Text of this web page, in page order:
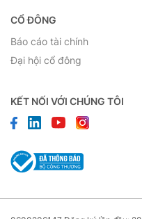
KẾT NỐI VỚI CHÚNG TÔI
CỔ ĐÔNG
Báo cáo tài chính
Đại hội cổ đông